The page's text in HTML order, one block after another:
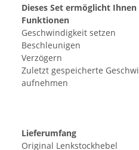
Dieses Set ermöglicht
Funktionen
Geschwindigkeit setzen
Beschleunigen
Verzögern
Zuletzt gespeicherte
aufnehmen
Lieferumfang
Original Lenkstockhebel